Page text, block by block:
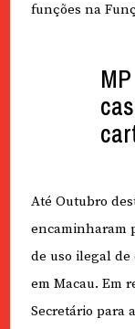
funções na
Até Outubro
encaminharam
de uso ilegal
em Macau. Em
Secretário para